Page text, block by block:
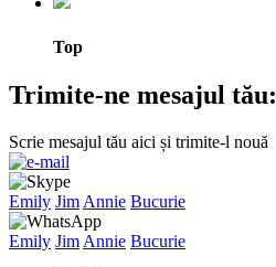
Top
Trimite-ne mesajul tău:
Scrie mesajul tău aici și trimite-l nouă
Emily Jim Annie Bucurie
Emily Jim Annie Bucurie